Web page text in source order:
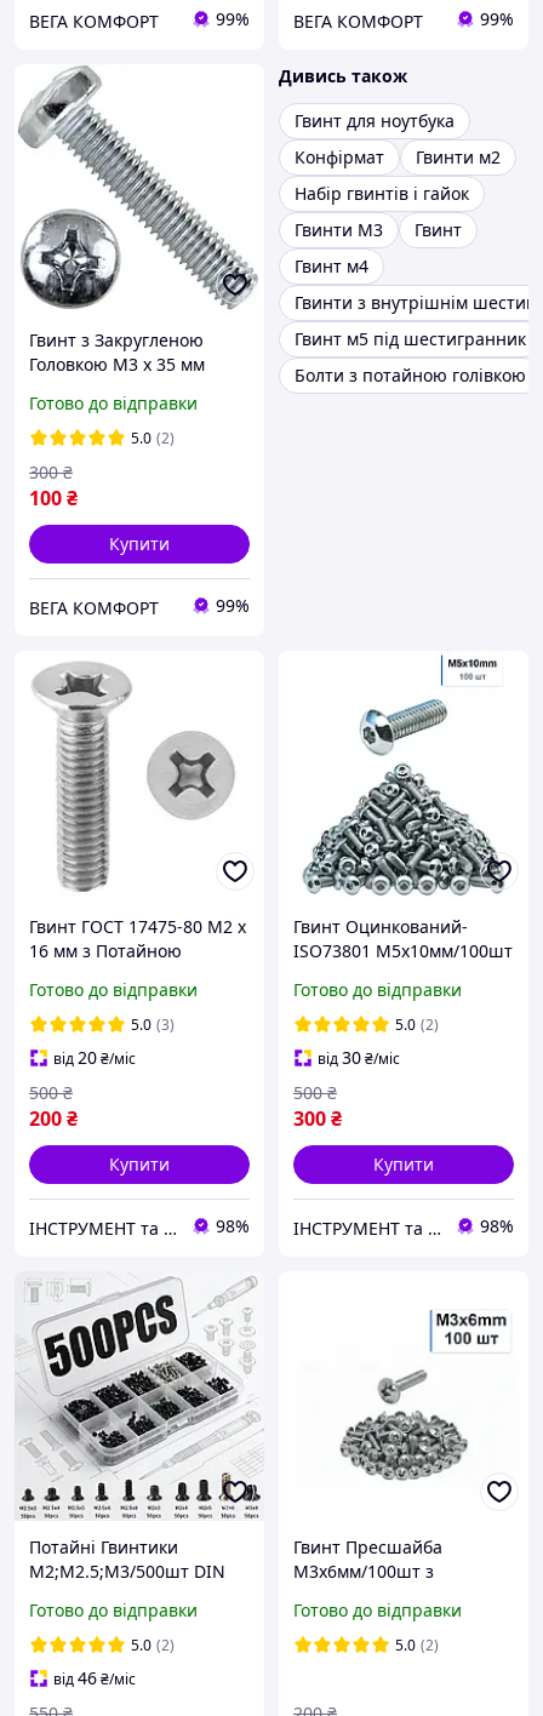
ВЕГА КОМФОРТ 99% ВЕГА КОМФОРТ 99%
Гвинт з Закругленою
Головкою М3 х 35 мм
DIN 7985
Готово до відправки
5.0 (2)
100₴
300 ₴
Купити
ВЕГА КОМФОРТ 99%
Дивись також
Гвинт для ноутбука
Конфірмат
Гвинти м2
Набір гвинтів і гайок
Гвинти М3
Гвинт
Гвинт м4
Гвинти з внутрішнім
Гвинт м5 під шестигранник
Болти з потайною голівкою
Гвинт ГОСТ 17475-80 М2 х
16 мм з Потайною
ЦБ
Готово до відправки
5.0 (3)
від20₴/міс
200₴
500 ₴
Купити
ІНСТРУМЕНТ та МЕТИЗИ 98%
Гвинт Оцинкований-
ISO73801 М5x10мм/100шт
Міцність 10.9 Spec
Готово до відправки
5.0 (2)
від30₴/міс
300₴
500 ₴
Купити
ІНСТРУМЕНТ та МЕТИЗИ 98%
Потайні Гвинтики
M2;M2.5;M3/500шт DIN
ПК Spec (SP-067500)
Готово до відправки
5.0 (2)
від46₴/міс
Гвинт Пресшайба
М3х6мм/100шт з
DIN 967 Оцинкований
Spec
Готово до відправки
5.0 (2)